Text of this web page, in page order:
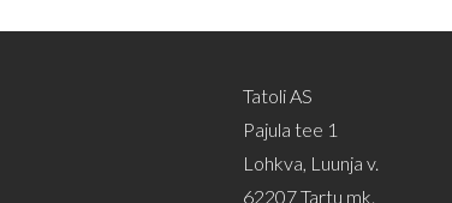
Tatoli AS
Pajula tee 1
Lohkva, Luunja v.
62207 Tartu mk.